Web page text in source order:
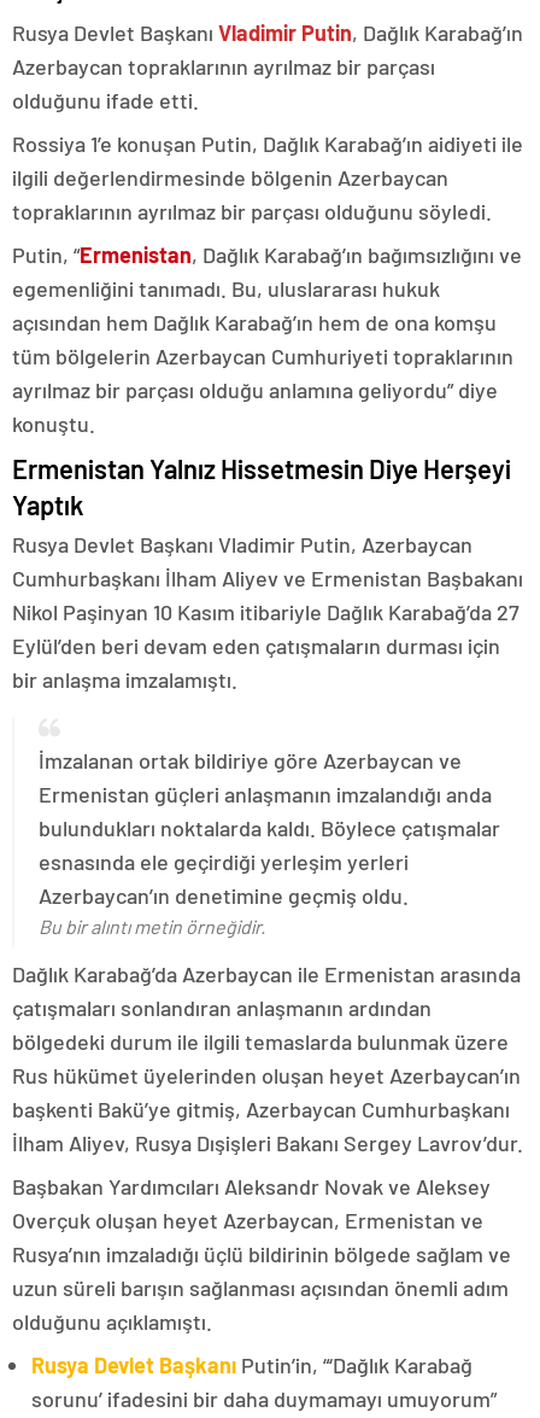
Rusya Devlet Başkanı Vladimir Putin, Dağlık Karabağ’ın
Azerbaycan topraklarının ayrılmaz bir parçası
olduğunu ifade etti.
Rossiya 1’e konuşan Putin, Dağlık Karabağ’ın aidiyeti ile
ilgili değerlendirmesinde bölgenin Azerbaycan
topraklarının ayrılmaz bir parçası olduğunu söyledi.
Putin, “Ermenistan, Dağlık Karabağ’ın bağımsızlığını ve
egemenliğini tanımadı. Bu, uluslararası hukuk
açısından hem Dağlık Karabağ’ın hem de ona komşu
tüm bölgelerin Azerbaycan Cumhuriyeti topraklarının
ayrılmaz bir parçası olduğu anlamına geliyordu” diye
konuştu.
Ermenistan Yalnız Hissetmesin Diye Herşeyi
Yaptık
Rusya Devlet Başkanı Vladimir Putin, Azerbaycan
Cumhurbaşkanı İlham Aliyev ve Ermenistan Başbakanı
Nikol Paşinyan 10 Kasım itibariyle Dağlık Karabağ’da 27
Eylül’den beri devam eden çatışmaların durması için
bir anlaşma imzalamıştı.
İmzalanan ortak bildiriye göre Azerbaycan ve
Ermenistan güçleri anlaşmanın imzalandığı anda
bulundukları noktalarda kaldı. Böylece çatışmalar
esnasında ele geçirdiği yerleşim yerleri
Azerbaycan’ın denetimine geçmiş oldu.
Bu bir alıntı metin örneğidir.
Dağlık Karabağ’da Azerbaycan ile Ermenistan arasında
çatışmaları sonlandıran anlaşmanın ardından
bölgedeki durum ile ilgili temaslarda bulunmak üzere
Rus hükümet üyelerinden oluşan heyet Azerbaycan’ın
başkenti Bakü’ye gitmiş, Azerbaycan Cumhurbaşkanı
İlham Aliyev, Rusya Dışişleri Bakanı Sergey Lavrov’dur.
Başbakan Yardımcıları Aleksandr Novak ve Aleksey
Overçuk oluşan heyet Azerbaycan, Ermenistan ve
Rusya’nın imzaladığı üçlü bildirinin bölgede sağlam ve
uzun süreli barışın sağlanması açısından önemli adım
olduğunu açıklamıştı.
Rusya Devlet Başkanı Putin’in, “‘Dağlık Karabağ
sorunu’ ifadesini bir daha duymamayı umuyorum”